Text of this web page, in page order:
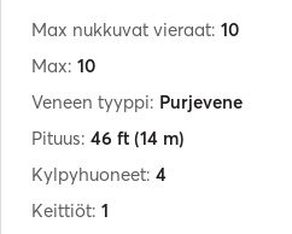
Max nukkuvat vieraat: 10
Max: 10
Veneen tyyppi: Purjevene
Pituus: 46 ft (14 m)
Kylpyhuoneet: 4
Keittiöt: 1